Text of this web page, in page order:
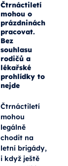
Čtrnáctiletí
mohou o
prázdninách
pracovat.
Bez
souhlasu
rodičů a
lékařské
prohlídky to
nejde
Čtrnáctiletí
mohou
legálně
chodit na
letní brigády,
i když ještě